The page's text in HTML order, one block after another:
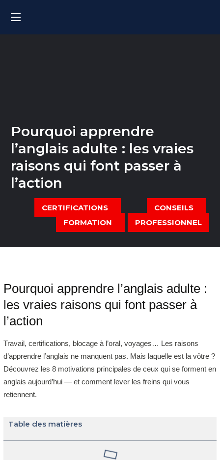
Pourquoi apprendre
l’anglais adulte : les vraies
raisons qui font passer à
l’action
CERTIFICATIONS
CONSEILS
FORMATION
PROFESSIONNEL
Pourquoi apprendre l’anglais adulte :
les vraies raisons qui font passer à
l’action
Travail, certifications, blocage à l’oral, voyages… Les raisons
d’apprendre l’anglais ne manquent pas. Mais laquelle est la vôtre ?
Découvrez les 8 motivations principales de ceux qui se forment en
anglais aujourd’hui — et comment lever les freins qui vous
retiennent.
Table des matières